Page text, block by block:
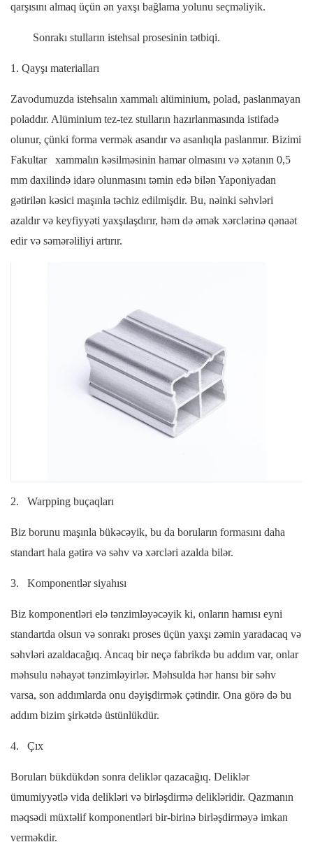
qarşısını almaq üçün ən yaxşı bağlama yolunu seçməliyik.
Sonrakı stulların istehsal prosesinin tətbiqi.
1. Qayşı materialları
Zavodumuzda istehsalın xammalı alüminium, polad, paslanmayan
poladdır. Alüminium tez-tez stulların hazırlanmasında istifadə
olunur, çünki forma vermək asandır və asanlıqla paslanmır. Bizimi
Fakultar
xammalın kəsilməsinin hamar olmasını və xətanın 0,5
mm daxilində idarə olunmasını təmin edə bilən Yaponiyadan
gətirilən kəsici maşınla təchiz edilmişdir. Bu, nəinki səhvləri
azaldır və keyfiyyəti yaxşılaşdırır, həm də əmək xərclərinə qənaət
edir və səmərəliliyi artırır.
2. Warpping buçaqları
Biz borunu maşınla bükəcəyik, bu da boruların formasını daha
standart hala gətirə və səhv və xərcləri azalda bilər.
3. Komponentlər siyahısı
Biz komponentləri elə tənzimləyəcəyik ki, onların hamısı eyni
standartda olsun və sonrakı proses üçün yaxşı zəmin yaradacaq və
səhvləri azaldacağıq. Ancaq bir neçə fabrikdə bu addım var, onlar
məhsulu nəhayət tənzimləyirlər. Məhsulda hər hansı bir səhv
varsa, son addımlarda onu dəyişdirmək çətindir. Ona görə də bu
addım bizim şirkətdə üstünlükdür.
4. Çıx
Boruları bükdükdən sonra deliklər qazacağıq. Deliklər
ümumiyyətlə vida delikləri və birləşdirmə delikləridir. Qazmanın
məqsədi müxtəlif komponentləri bir-birinə birləşdirməyə imkan
verməkdir.